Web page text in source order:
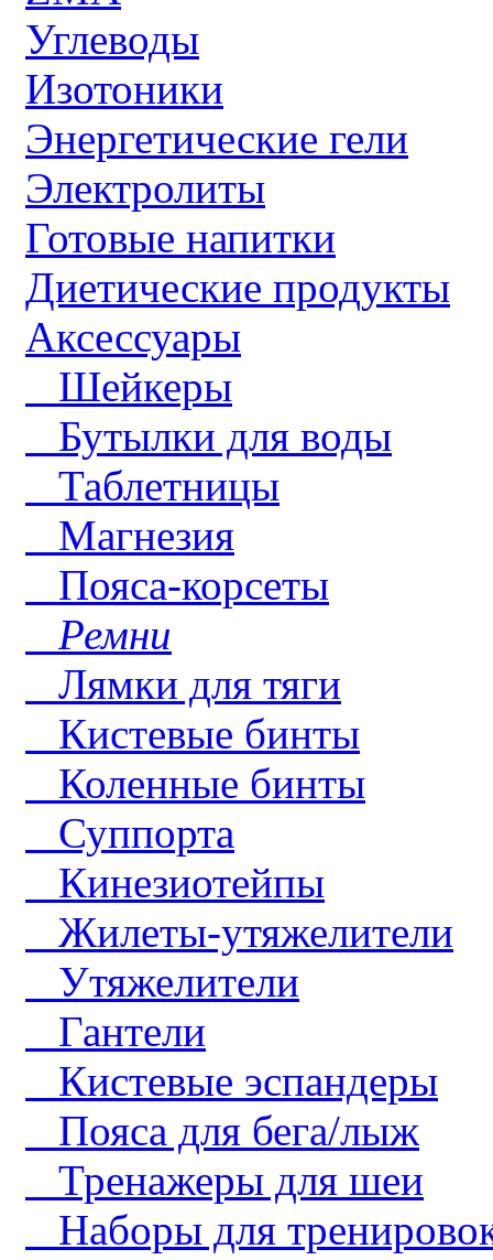
Углеводы
Изотоники
Энергетические гели
Электролиты
Готовые напитки
Диетические продукты
Аксессуары
Шейкеры
Бутылки для воды
Таблетницы
Магнезия
Пояса-корсеты
Ремни
Лямки для тяги
Кистевые бинты
Коленные бинты
Суппорта
Кинезиотейпы
Жилеты-утяжелители
Утяжелители
Гантели
Кистевые эспандеры
Пояса для бега/лыж
Тренажеры для шеи
Наборы для